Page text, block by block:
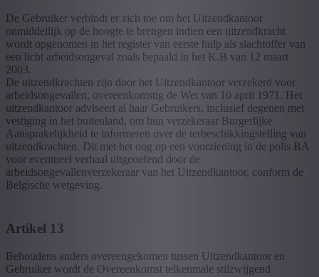
De Gebruiker verbindt er zich toe om het Uitzendkantoor
onmiddellijk op de hoogte te brengen indien een uitzendkracht
wordt opgenomen in het register van eerste hulp als slachtoffer van
een licht arbeidsongeval zoals bepaald in het K.B van 12 maart
2003.
De uitzendkrachten zijn door het Uitzendkantoor verzekerd voor
arbeidsongevallen, overeenkomstig de Wet van 10 april 1971. Het
uitzendkantoor adviseert al haar Gebruikers, inclusief degenen met
vestiging in het buitenland, om hun verzekeraar Burgerlijke
Aansprakelijkheid te informeren over de terbeschikkingstelling van
uitzendkrachten. Dit met het oog op een voorziening in de polis BA
voor eventueel verhaal uitgeoefend door de
arbeidsongevallenverzekeraar van het Uitzendkantoor, conform de
Belgische wetgeving.
Artikel 13
Behoudens anders overeengekomen tussen Uitzendkantoor en
Gebruiker wordt de Overeenkomst telkenmale stilzwijgend